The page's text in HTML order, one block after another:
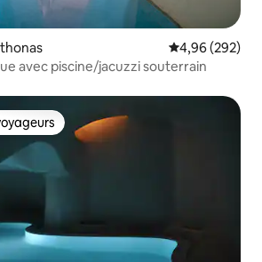
Évaluation
4,96 (292)
avec piscine/jacuzzi souterrain
les plus appréciés